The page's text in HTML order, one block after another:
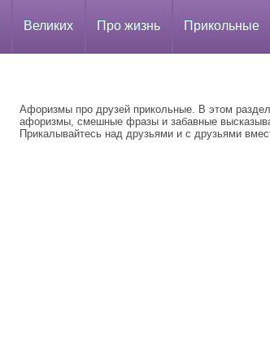
Великих Про жизнь Прикольные
Афоризмы про друзей прикольные. В этом
афоризмы, смешные фразы и забавные
Прикалывайтесь над друзьями и с друзьями